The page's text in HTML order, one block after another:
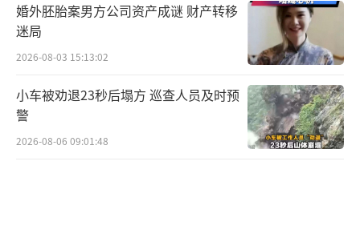
婚外胚胎案男方公司资产成谜 财产转移
迷局
2026-08-03 15:13:02
小车被劝退23秒后塌方 巡查人员及时预
警
2026-08-06 09:01:48